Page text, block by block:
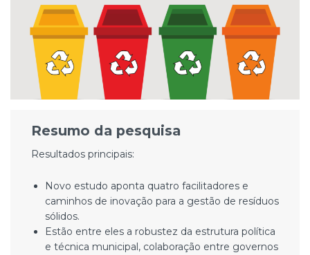
Resumo da pesquisa
Resultados principais:
Novo estudo aponta quatro facilitadores e
caminhos de inovação para a gestão de resíduos
sólidos.
Estão entre eles a robustez da estrutura política
e técnica municipal, colaboração entre governos